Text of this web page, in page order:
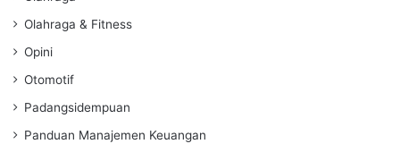
Olahraga & Fitness
Opini
Otomotif
Padangsidempuan
Panduan Manajemen Keuangan